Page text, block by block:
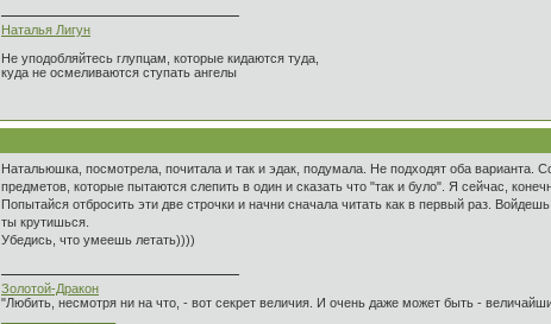
Наталья Лигун
Не уподобляйтесь глупцам, которые кидаются туда,
куда не осмеливаются ступать ангелы
Натальюшка, посмотрела, почитала и так и эдак, подумала. Не подходят оба варианта.
предметов, которые пытаются слепить в один и сказать что "так и було". Я сейчас,
Попытайся отбросить эти две строчки и начни сначала читать как в первый раз.
ты крутишься.
Убедись, что умеешь летать))))
Золотой-Дракон
"Любить, несмотря ни на что, - вот секрет величия. И очень даже может быть -